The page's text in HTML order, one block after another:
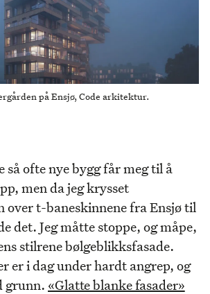
på Ensjø, Code arkitektur.
så ofte nye bygg får meg til å
men da jeg krysset
over t-baneskinnene fra Ensjø til
det. Jeg måtte stoppe, og måpe,
stilrene bølgeblikksfasade.
er i dag under hardt angrep, og
grunn. «Glatte blanke fasader»